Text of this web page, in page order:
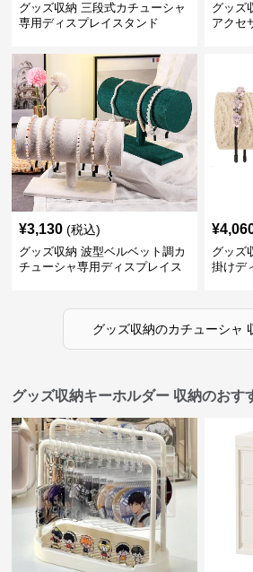
グッズ収納 三段式カチューシャ
専用ディスプレイスタンド
グッズ
アクセ
¥3,130 (税込)
グッズ収納 波型ベルベット調カ
チューシャ専用ディスプレイス
¥
グッズ
掛けデ
グッズ収納のカチューシャ
グッズ収納キーホルダー 収納のおす